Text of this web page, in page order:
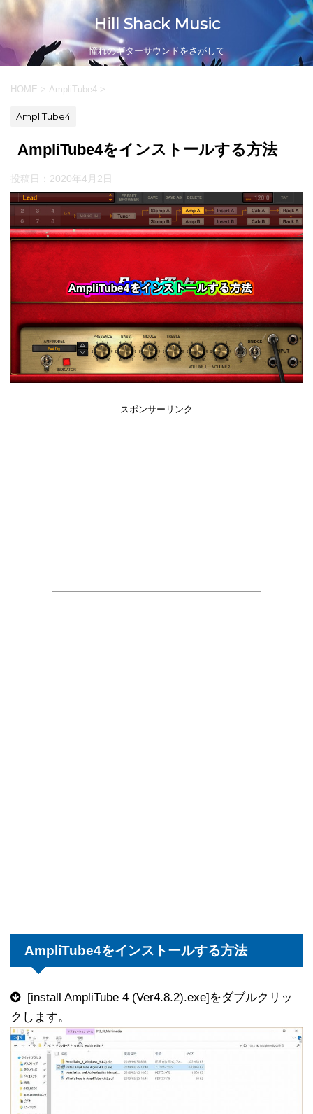
Hill Shack Music
憧れのギターサウンドをさがして
HOME > AmpliTube4 >
AmpliTube4
AmpliTube4をインストールする方法
投稿日： 2020年4月2日
スポンサーリンク
AmpliTube4をインストールする方法
[install AmpliTube 4 (Ver4.8.2).exe]をダブルクリッ
クします。